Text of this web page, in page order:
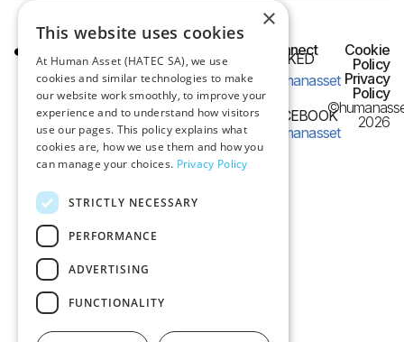
Frangon 13,
54626 Thessaloniki,
Greece
e-mail:
info@humanasset.com
Connect
LINKED
humanasset
FACEBOOK
humanasset
Cookie
Policy
Privacy
Policy
2026
×
This website uses cookies
At Human Asset (HATEC SA), we use
cookies and similar technologies to make
our website work smoothly, to improve your
experience and to understand how visitors
use our pages. This policy explains what
cookies are, how we use them and how you
can manage your choices. Privacy Policy
STRICTLY NECESSARY
PERFORMANCE
ADVERTISING
FUNCTIONALITY